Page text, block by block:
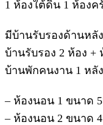
1 ห้องใต้ดิน 1 ห้อง
มีบ้านรับรองด้านหลั
บ้านรับรอง 2 ห้อง +
บ้านพักคนงาน 1 หลั
– ห้องนอน 1 ขนาด
– ห้องนอน 2 ขนาด